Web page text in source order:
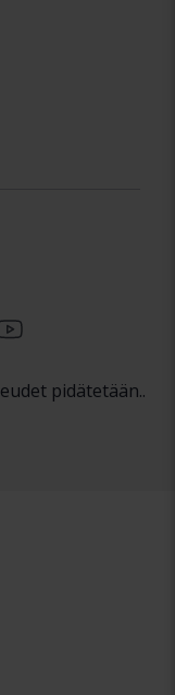
pidätetään..